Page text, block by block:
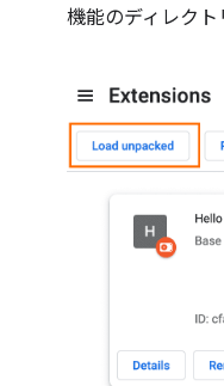
機能のディレクト